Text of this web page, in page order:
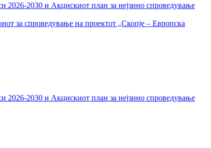
2026-2030 и Акцискиот план за нејзино спроведување
за спроведување на проектот „Скопје – Европска
2026-2030 и Акцискиот план за нејзино спроведување